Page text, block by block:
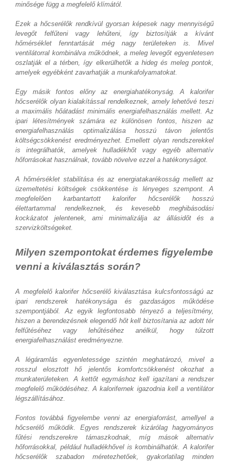
minősége függ a megfelelő klímától.
Ezek a hőcserélők rendkívül gyorsan képesek nagy mennyiségű
levegőt felfűteni vagy lehűteni, így biztosítják a kívánt
hőmérséklet fenntartását még nagy területeken is. Mivel
ventilátorral kombinálva működnek, a meleg levegőt egyenletesen
oszlatják el a térben, így elkerülhetők a hideg és meleg pontok,
amelyek egyébként zavarhatják a munkafolyamatokat.
Egy másik fontos előny az energiahatékonyság. A kalorifer
hőcserélők olyan kialakítással rendelkeznek, amely lehetővé teszi
a maximális hőátadást minimális energiafelhasználás mellett. Az
ipari létesítmények számára ez különösen fontos, hiszen az
energiafelhasználás optimalizálása hosszú távon jelentős
költségcsökkenést eredményezhet. Emellett olyan rendszerekkel
is integrálhatók, amelyek hulladékhőt vagy egyéb alternatív
hőforrásokat használnak, tovább növelve ezzel a hatékonyságot.
A hőmérséklet stabilitása és az energiatakarékosság mellett az
üzemeltetési költségek csökkentése is lényeges szempont. A
megfelelően karbantartott kalorifer hőcserélők hosszú
élettartammal rendelkeznek, és kevesebb meghibásodási
kockázatot jelentenek, ami minimalizálja az állásidőt és a
szervizköltségeket.
Milyen szempontokat érdemes figyelembe
venni a kiválasztás során?
A megfelelő kalorifer hőcserélő kiválasztása kulcsfontosságú az
ipari rendszerek hatékonysága és gazdaságos működése
szempontjából. Az egyik legfontosabb tényező a teljesítmény,
hiszen a berendezésnek elegendő hőt kell biztosítania az adott tér
felfűtéséhez vagy lehűtéséhez anélkül, hogy túlzott
energiafelhasználást eredményezne.
A légáramlás egyenletessége szintén meghatározó, mivel a
rosszul elosztott hő jelentős komfortcsökkenést okozhat a
munkaterületeken. A kettőt egymáshoz kell igazítani a rendszer
megfelelő működéséhez. A kalorifernek igazodnia kell a ventilátor
légszállításához.
Fontos továbbá figyelembe venni az energiaforrást, amellyel a
hőcserélő működik. Egyes rendszerek kizárólag hagyományos
fűtési rendszerekre támaszkodnak, míg mások alternatív
hőforrásokkal, például hulladékhővel is kombinálhatók. A kalorifer
hőcserélők szabadon méretezhetőek, gyakorlatilag minden